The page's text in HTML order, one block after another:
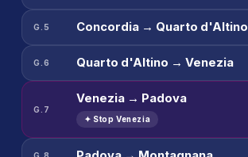
G.5 Concordia → Quarto d'Altino
G.6 Quarto d'Altino → Venezia
G.7
Venezia → Padova
✦ Stop Venezia